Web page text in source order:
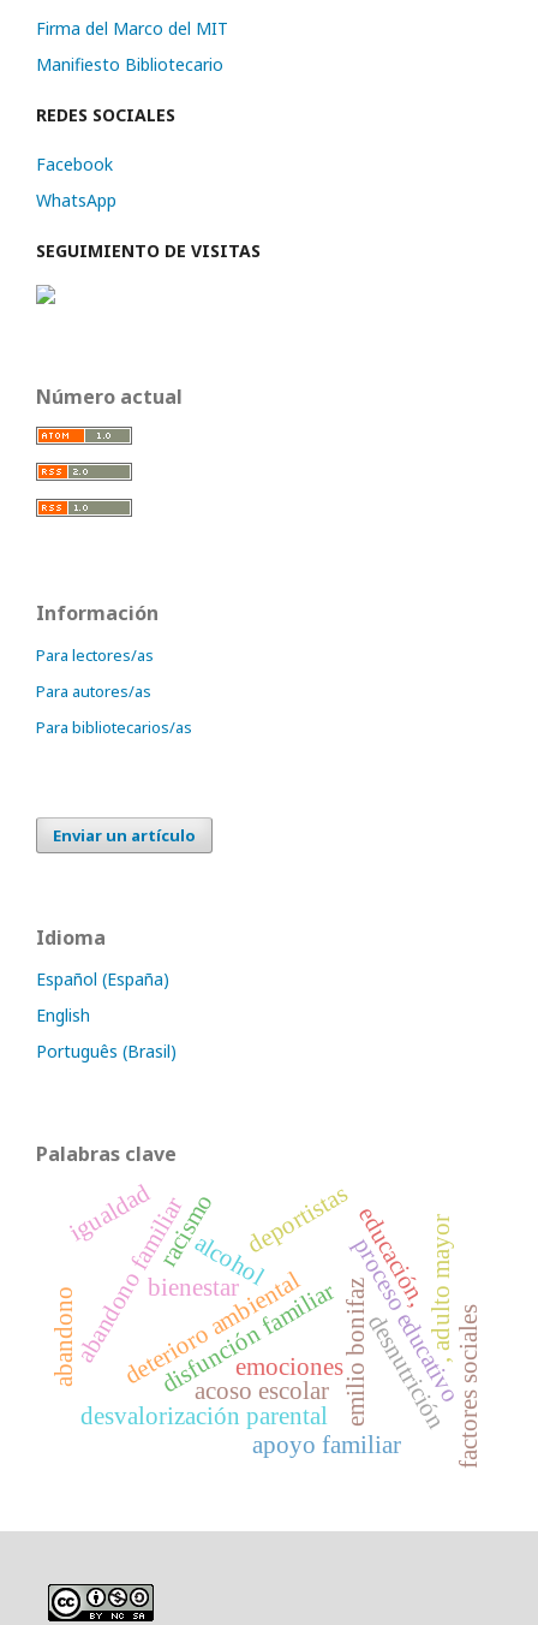
Firma del Marco del MIT
Manifiesto Bibliotecario
REDES SOCIALES
Facebook
WhatsApp
SEGUIMIENTO DE VISITAS
Número actual
Información
Para lectores/as
Para autores/as
Para bibliotecarios/as
Enviar un artículo
Idioma
Español (España)
English
Português (Brasil)
Palabras clave
emilio bonifaz
deterioro ambiental
disfunción familiar
bienestar
abandono familiar
desvalorización parental
proceso educativo
acoso escolar factores sociales
abandono , adulto mayor
alcohol
deportistas
apoyo familiar
desnutrición
emociones
racismo educación,
igualdad